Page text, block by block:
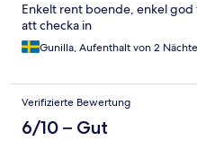
Enkelt rent boende, enkel
att checka in
Gunilla, Aufenthalt von 2
Verifizierte Bewertung
6/10 – Gut